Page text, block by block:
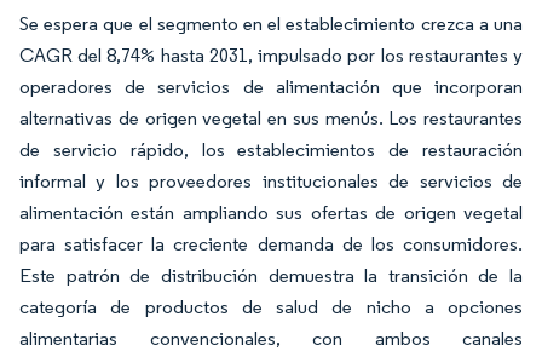
Se espera que el segmento en el establecimiento crezca a una
CAGR del 8,74% hasta 2031, impulsado por los restaurantes y
operadores de servicios de alimentación que incorporan
alternativas de origen vegetal en sus menús. Los restaurantes
de servicio rápido, los establecimientos de restauración
informal y los proveedores institucionales de servicios de
alimentación están ampliando sus ofertas de origen vegetal
para satisfacer la creciente demanda de los consumidores.
Este patrón de distribución demuestra la transición de la
categoría de productos de salud de nicho a opciones
alimentarias convencionales, con ambos canales